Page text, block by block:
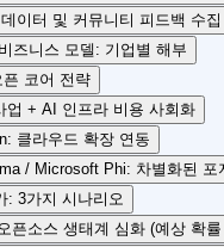
이터 및 커뮤니티 피드백 수집
즈니스 모델: 기업별 해부
코어 전략
업 + AI 인프라 비용 사회화
클라우드 확장 연동
/ Microsoft Phi: 차별화된 포
: 3가지 시나리오
픈소스 생태계 심화 (예상 확